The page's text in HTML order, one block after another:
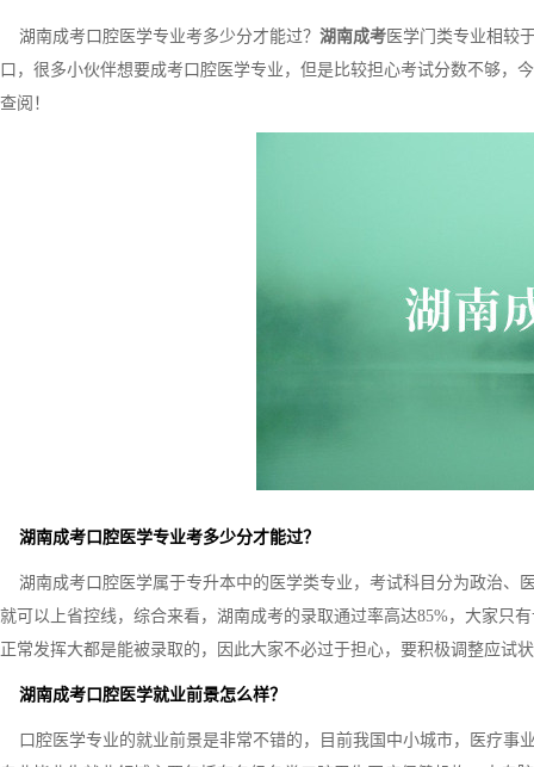
湖南成考口腔医学专业考多少分才能过？ 湖南成考 医学门类专业相较
口，很多小伙伴想要成考口腔医学专业，但是比较担心考试分数不够，
查阅！
湖南成考口腔医学专业考多少分才能过？
湖南成考口腔医学属于专升本中的医学类专业，考试科目分为政治、
就可以上省控线，综合来看，湖南成考的录取通过率高达85%，大家只
正常发挥大都是能被录取的，因此大家不必过于担心，要积极调整应试
湖南成考口腔医学就业前景怎么样？
口腔医学专业的就业前景是非常不错的，目前我国中小城市，医疗事